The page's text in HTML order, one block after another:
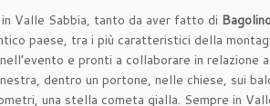
Valle Sabbia, tanto da aver fatto di
paese, tra i più caratteristici della
e pronti a collaborare in
dentro un portone, nelle chiese, sui
una stella cometa gialla. Sempre in